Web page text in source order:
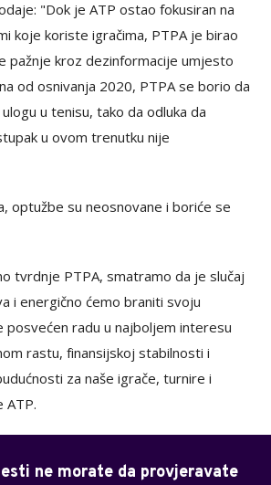
"Dok je ATP ostao fokusiran na
koje koriste igračima, PTPA je birao
pažnje kroz dezinformacije umjesto
od osnivanja 2020, PTPA se borio da
u tenisu, tako da odluka da
u ovom trenutku nije
optužbe su neosnovane i boriće se
tvrdnje PTPA, smatramo da je slučaj
i energično ćemo braniti svoju
posvećen radu u najboljem interesu
rastu, finansijskoj stabilnosti i
za naše igrače, turnire i
ATP.
ne morate da provjeravate